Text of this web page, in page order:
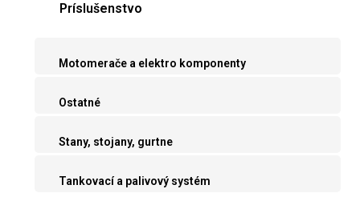
Príslušenstvo
Motomerače a elektro komponenty
Ostatné
Stany, stojany, gurtne
Tankovací a palivový systém